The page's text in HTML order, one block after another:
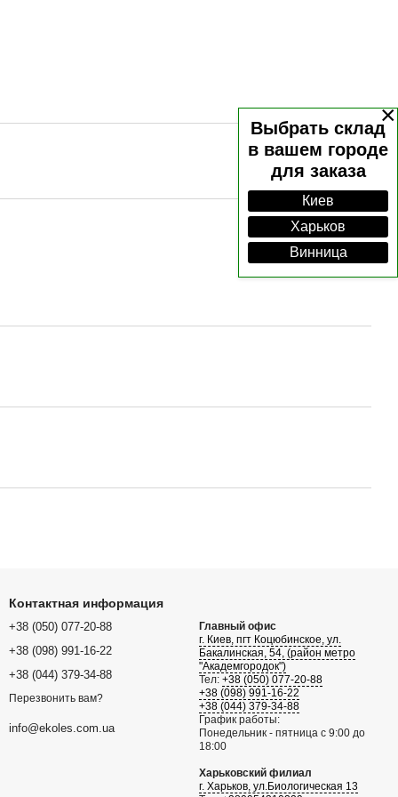
×
Выбрать склад
в вашем городе
для заказа
Киев
Харьков
Винница
Контактная информация
+38 (050) 077-20-88
+38 (098) 991-16-22
+38 (044) 379-34-88
Перезвонить вам?
info@ekoles.com.ua
Главный офис
г. Киев, пгт Коцюбинское, ул.
Бакалинская, 54, (район метро
"Академгородок")
Тел: +38 (050) 077-20-88
+38 (098) 991-16-22
+38 (044) 379-34-88
График работы:
Понедельник - пятница с 9:00 до
18:00
Харьковский филиал
г. Харьков, ул.Биологическая 13